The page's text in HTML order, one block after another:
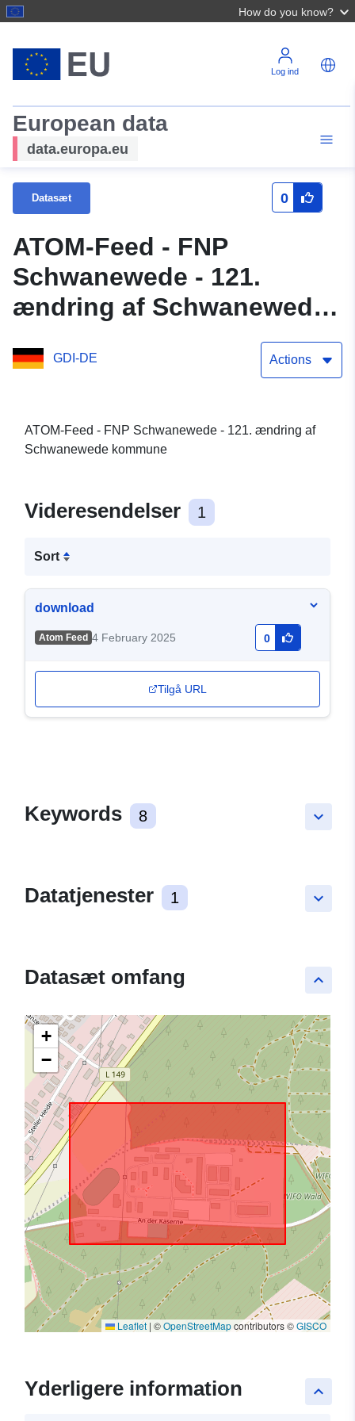
How do you know?
Log ind
European data
data.europa.eu
Datasæt 0
ATOM-Feed - FNP
Schwanewede - 121.
ændring af Schwanewede
GDI-DE Actions
ATOM-Feed - FNP Schwanewede - 121. ændring af
Schwanewede kommune
Videresendelser 1
Sort
download
Atom Feed 4 February 2025 0
Tilgå URL
keyboard_arrow_down
Keywords 8
keyboard_arrow_down
Datatjenester 1
keyboard_arrow_up
Datasæt omfang
+
−
Leaflet | ©OpenStreetMapcontributors ©GISCO
keyboard_arrow_up
Yderligere information